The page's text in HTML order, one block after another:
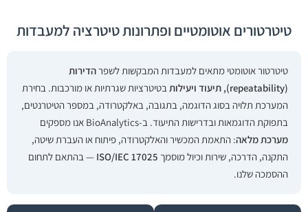
טיטרטורים אוטומטיים ופתרונות טיטרציה למעבדות
טיטרטור אוטומטי מתאים למעבדות המבקשות לשפרהדירות
(repeatability), תיעוד ויעילות
בטיטרציות שגרתיות או מורכבות. בחירת
המערכת תלויה בסוג הדוגמה, בתגובה, באלקטרודה, במספר הטיטרנטים,
בתפוקת הדוגמאות ובדרישות התיעוד. ב-BioAnalytics אנו מספקים
מערכת מלאה: התאמת המכשיר והאלקטרודה, פיתוח או העברת שיטה,
התקנה, הדרכה, שירות וכיול מוסמך ISO/IEC 17025 — בהתאם לתחום
ההסמכה שלנו.